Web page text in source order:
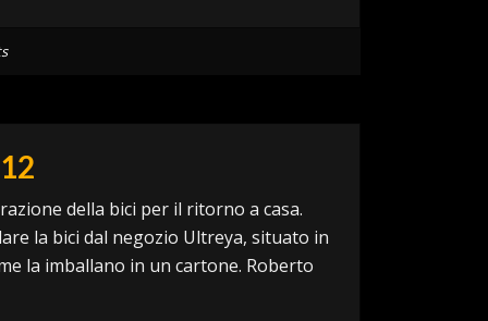
della bici per il ritorno a casa.
la bici dal negozio Ultreya, situato in
la imballano in un cartone. Roberto